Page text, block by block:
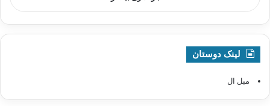
لینک دوستان
مبل ال